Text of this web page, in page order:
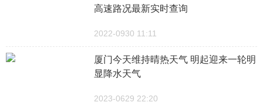
高速路况最新实时查询
2022-0930 11:11
厦门今天维持晴热天气 明起迎来一轮明
显降水天气
2023-0629 22:20